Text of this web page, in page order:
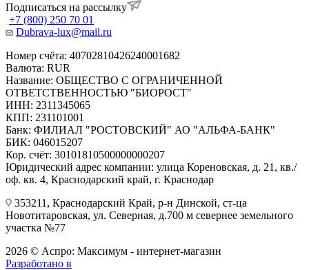
Подписаться на рассылку
+7 (800) 250 70 01
Dubrava-lux@mail.ru
Номер счёта: 40702810426240001682
Валюта: RUR
Название: ОБЩЕСТВО С ОГРАНИЧЕННОЙ
ОТВЕТСТВЕННОСТЬЮ "БИОРОСТ"
ИНН: 2311345065
КПП: 231101001
Банк: ФИЛИАЛ "РОСТОВСКИЙ" АО "АЛЬФА-БАНК"
БИК: 046015207
Кор. счёт: 30101810500000000207
Юридический адрес компании: улица Кореновская, д. 21, кв./
оф. кв. 4, Краснодарский край, г. Краснодар
353211, Краснодарский Край, р-н Динской, ст-ца
Новотитаровская, ул. Северная, д.700 м севернее земельного
участка №77
2026 © Аспро: Максимум - интернет-магазин
Разработано в